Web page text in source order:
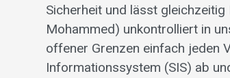
Sicherheit und lässt
Mohammed) unkontrolliert in
offener Grenzen einfach jeden
Informationssystem (SIS) ab